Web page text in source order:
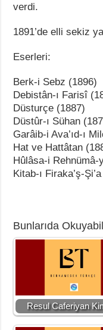
verdi.
1891’de elli sekiz
Eserleri:
Berk-i Sebz (1896)
Debistân-ı Farisî
Düsturçe (1887)
Düstûr-ı Sühan
Garâib-i Ava’ıd-ı
Hat ve Hattâtan
Hûlâsa-i Rehnümâ-
Kitab-ı Firaka’ş-
Bunlarıda
Resul Caferiyan